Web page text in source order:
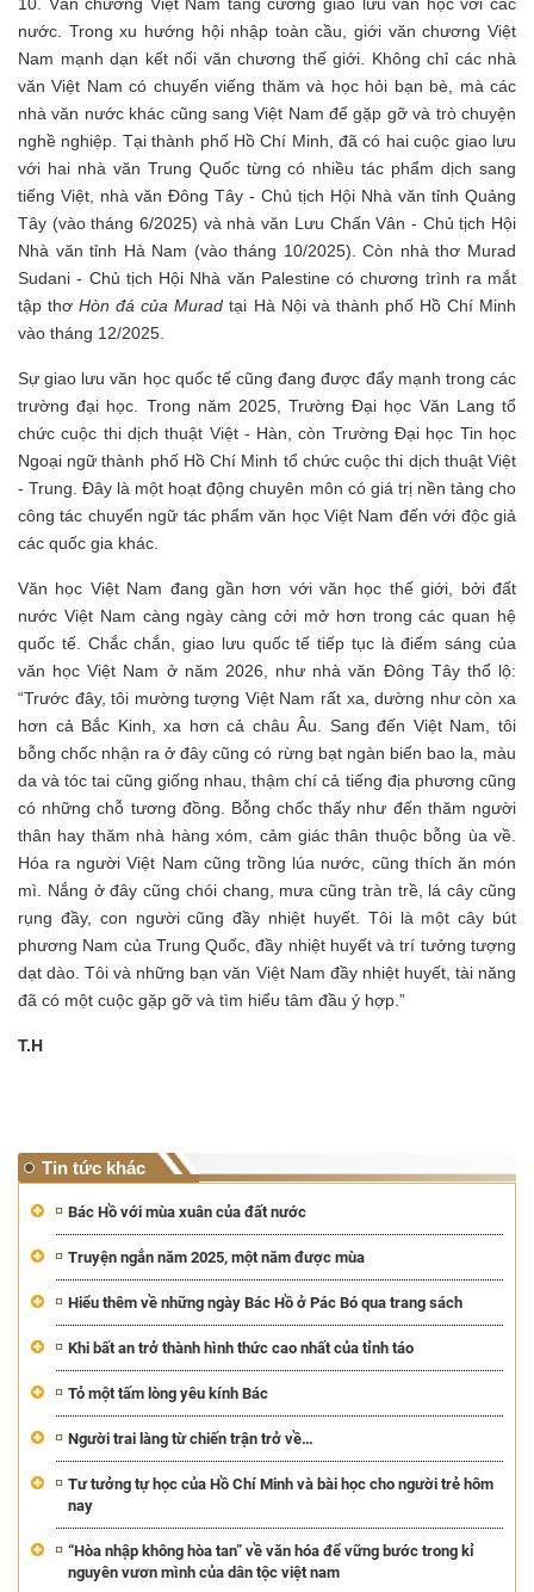
nước. Trong xu hướng hội nhập toàn cầu, giới văn chương Việt
Nam mạnh dạn kết nối văn chương thế giới. Không chỉ các nhà
văn Việt Nam có chuyến viếng thăm và học hỏi bạn bè, mà các
nhà văn nước khác cũng sang Việt Nam để gặp gỡ và trò chuyện
nghề nghiệp. Tại thành phố Hồ Chí Minh, đã có hai cuộc giao lưu
với hai nhà văn Trung Quốc từng có nhiều tác phẩm dịch sang
tiếng Việt, nhà văn Đông Tây - Chủ tịch Hội Nhà văn tỉnh Quảng
Tây (vào tháng 6/2025) và nhà văn Lưu Chấn Vân - Chủ tịch Hội
Nhà văn tỉnh Hà Nam (vào tháng 10/2025). Còn nhà thơ Murad
Sudani - Chủ tịch Hội Nhà văn Palestine có chương trình ra mắt
tập thơHòn đá của Murad tại Hà Nội và thành phố Hồ Chí Minh
vào tháng 12/2025.
Sự giao lưu văn học quốc tế cũng đang được đẩy mạnh trong các
trường đại học. Trong năm 2025, Trường Đại học Văn Lang tổ
chức cuộc thi dịch thuật Việt - Hàn, còn Trường Đại học Tin học
Ngoại ngữ thành phố Hồ Chí Minh tổ chức cuộc thi dịch thuật Việt
- Trung. Đây là một hoạt động chuyên môn có giá trị nền tảng cho
công tác chuyển ngữ tác phẩm văn học Việt Nam đến với độc giả
các quốc gia khác.
Văn học Việt Nam đang gần hơn với văn học thế giới, bởi đất
nước Việt Nam càng ngày càng cởi mở hơn trong các quan hệ
quốc tế. Chắc chắn, giao lưu quốc tế tiếp tục là điểm sáng của
văn học Việt Nam ở năm 2026, như nhà văn Đông Tây thổ lộ:
“Trước đây, tôi mường tượng Việt Nam rất xa, dường như còn xa
hơn cả Bắc Kinh, xa hơn cả châu Âu. Sang đến Việt Nam, tôi
bỗng chốc nhận ra ở đây cũng có rừng bạt ngàn biển bao la, màu
da và tóc tai cũng giống nhau, thậm chí cả tiếng địa phương cũng
có những chỗ tương đồng. Bỗng chốc thấy như đến thăm người
thân hay thăm nhà hàng xóm, cảm giác thân thuộc bỗng ùa về.
Hóa ra người Việt Nam cũng trồng lúa nước, cũng thích ăn món
mì. Nắng ở đây cũng chói chang, mưa cũng tràn trề, lá cây cũng
rụng đầy, con người cũng đầy nhiệt huyết. Tôi là một cây bút
phương Nam của Trung Quốc, đầy nhiệt huyết và trí tưởng tượng
dạt dào. Tôi và những bạn văn Việt Nam đầy nhiệt huyết, tài năng
đã có một cuộc gặp gỡ và tìm hiểu tâm đầu ý hợp.”
T.H
Tin tức khác
Bác Hồ với mùa xuân của đất nước
Truyện ngắn năm 2025, một năm được mùa
Hiểu thêm về những ngày Bác Hồ ở Pác Bó qua trang sách
Khi bất an trở thành hình thức cao nhất của tỉnh táo
Tỏ một tấm lòng yêu kính Bác
Người trai làng từ chiến trận trở về…
Tư tưởng tự học của Hồ Chí Minh và bài học cho người trẻ hôm
nay
“Hòa nhập không hòa tan” về văn hóa để vững bước trong kỉ
nguyên vươn mình của dân tộc việt nam